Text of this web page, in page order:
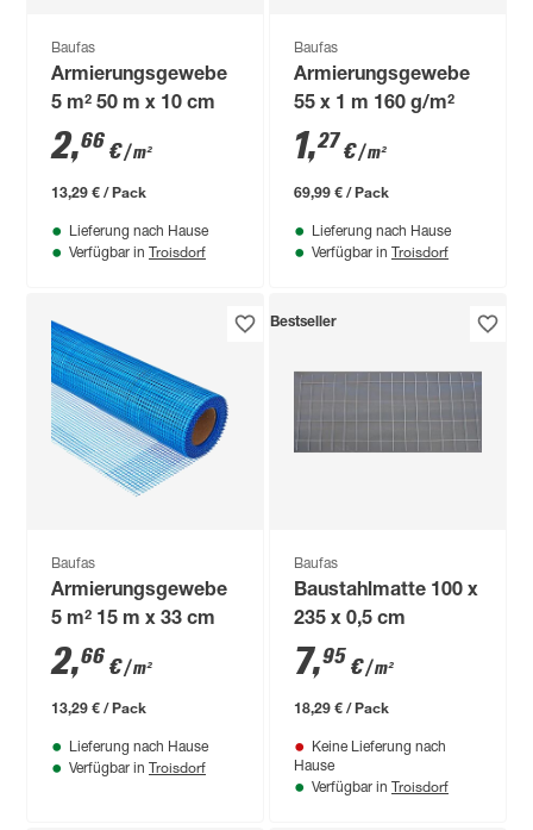
Baufas
Armierungsgewebe
5 m² 50 m x 10 cm
2,66 €/ m²
13,29 € / Pack
Lieferung nach Hause
Verfügbar in Troisdorf
Baufas
Armierungsgewebe
55 x 1 m 160 g/m²
1,27€/ m²
69,99 € / Pack
Lieferung nach Hause
Verfügbar in Troisdorf
Baufas
Armierungsgewebe
5 m² 15 m x 33 cm
2,66 €/ m²
13,29 € / Pack
Lieferung nach Hause
Verfügbar in Troisdorf
Bestseller
Baufas
Baustahlmatte 100 x
235 x 0,5 cm
7,95 €/ m²
18,29 € / Pack
Keine Lieferung nach
Hause
Verfügbar in Troisdorf